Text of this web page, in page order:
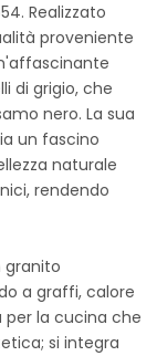
Realizzato
proveniente
di grigio, che
nero. La sua
un fascino
naturale
rendendo
granito
a graffi, calore
per la cucina che
si integra